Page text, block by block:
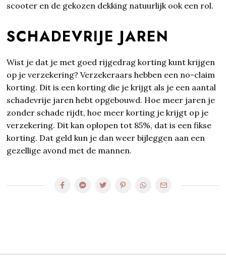
scooter en de gekozen dekking natuurlijk ook een rol.
SCHADEVRIJE JAREN
Wist je dat je met goed rijgedrag korting kunt krijgen
op je verzekering? Verzekeraars hebben een no-claim
korting. Dit is een korting die je krijgt als je een aantal
schadevrije jaren hebt opgebouwd. Hoe meer jaren je
zonder schade rijdt, hoe meer korting je krijgt op je
verzekering. Dit kan oplopen tot 85%, dat is een fikse
korting. Dat geld kun je dan weer bijleggen aan een
gezellige avond met de mannen.